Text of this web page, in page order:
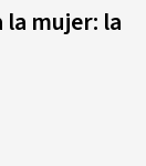
la mujer: la